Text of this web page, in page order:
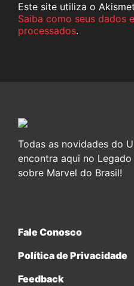
Este site utiliza o
Saiba como seus dados
processados.
Todas as novidades do
encontra aqui no
sobre Marvel do Brasil!
Fale Conosco
Política de Privacidade
Feedback